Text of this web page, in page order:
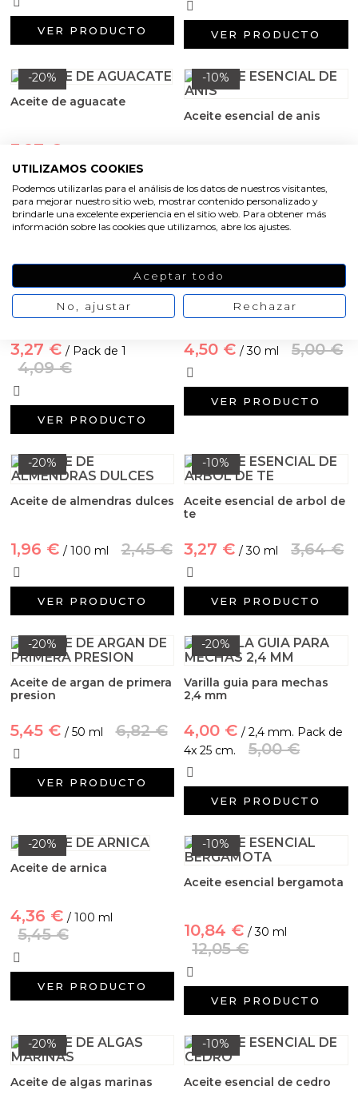
VER PRODUCTO VER PRODUCTO
-20%
Aceite de aguacate
3,27 €
4,09 €
VER PRODUCTO
-10%
Aceite esencial de anis
VER PRODUCTO
-20%
Cascara de coco para velas
3,27 € / Pack de 1
4,09 €
VER PRODUCTO
-10%
Aceite esencial de alcanfor
4,50 € / 30 ml 5,00 €
VER PRODUCTO
-20%
Aceite de almendras dulces
1,96 € / 100 ml 2,45 €
VER PRODUCTO
-10%
Aceite esencial de arbol de
te
3,27 € / 30 ml 3,64 €
VER PRODUCTO
-20%
Aceite de argan de primera
presion
5,45 € / 50 ml 6,82 €
VER PRODUCTO
-20%
Varilla guia para mechas
2,4 mm
4,00 € / 2,4 mm. Pack de
4x 25 cm.
5,00 €
VER PRODUCTO
-20%
Aceite de arnica
4,36 € / 100 ml
5,45 €
VER PRODUCTO
-10%
Aceite esencial bergamota
10,84 € / 30 ml
12,05 €
VER PRODUCTO
-20%
Aceite de algas marinas
-10%
Aceite esencial de cedro
UTILIZAMOS COOKIES
Podemos utilizarlas para el análisis de los datos de nuestros visitantes,
para mejorar nuestro sitio web, mostrar contenido personalizado y
brindarle una excelente experiencia en el sitio web. Para obtener más
información sobre las cookies que utilizamos, abre los ajustes.
Aceptar todo
No, ajustar Rechazar